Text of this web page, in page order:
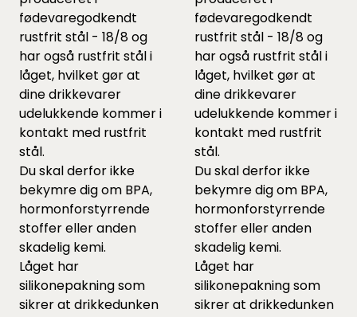
fødevaregodkendt
rustfrit stål - 18/8 og
har også rustfrit stål i
låget, hvilket gør at
dine drikkevarer
udelukkende kommer i
kontakt med rustfrit
stål.
Du skal derfor ikke
bekymre dig om BPA,
hormonforstyrrende
stoffer eller anden
skadelig kemi.
Låget har
silikonepakning som
sikrer at drikkedunken
fødevaregodkendt
rustfrit stål - 18/8 og
har også rustfrit stål i
låget, hvilket gør at
dine drikkevarer
udelukkende kommer i
kontakt med rustfrit
stål.
Du skal derfor ikke
bekymre dig om BPA,
hormonforstyrrende
stoffer eller anden
skadelig kemi.
Låget har
silikonepakning som
sikrer at drikkedunken